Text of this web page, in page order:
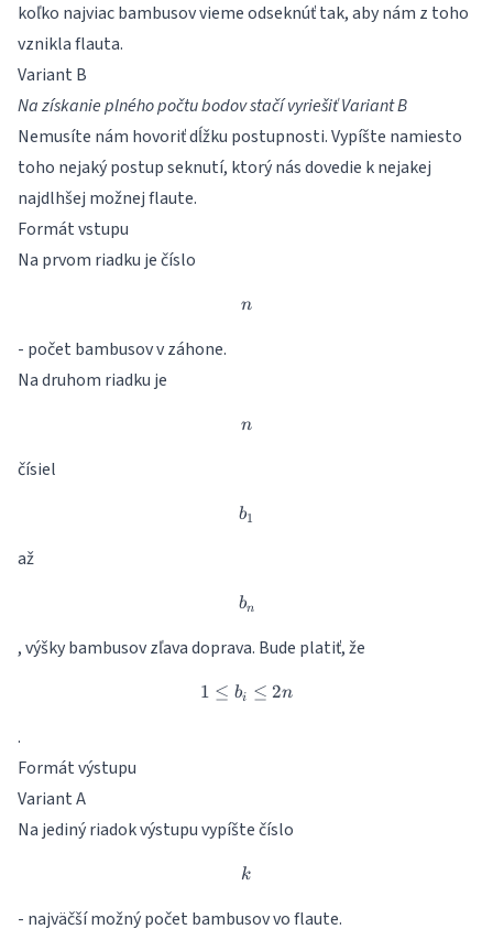
koľko najviac bambusov vieme odseknúť tak, aby nám z toho
vznikla flauta.
Variant B
Na získanie plného počtu bodov stačí vyriešiť Variant B
Nemusíte nám hovoriť dĺžku postupnosti. Vypíšte namiesto
toho nejaký postup seknutí, ktorý nás dovedie k nejakej
najdlhšej možnej flaute.
Formát vstupu
Na prvom riadku je číslo
n
n
- počet bambusov v záhone.
Na druhom riadku je
n
n
čísiel
b_1
b1
až
b_n
bn
, výšky bambusov zľava doprava. Bude platiť, že
1 \leq b_i \leq 2n
1 ≤ bi ≤ 2n
.
Formát výstupu
Variant A
Na jediný riadok výstupu vypíšte číslo
k
k
- najväčší možný počet bambusov vo flaute.